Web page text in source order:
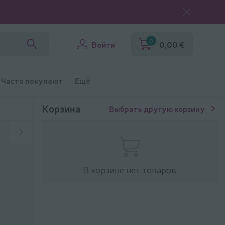
Войти 0 0,00 €
Часто покупают Ещё
Корзина Выбрать другую корзину
В корзине нет товаров